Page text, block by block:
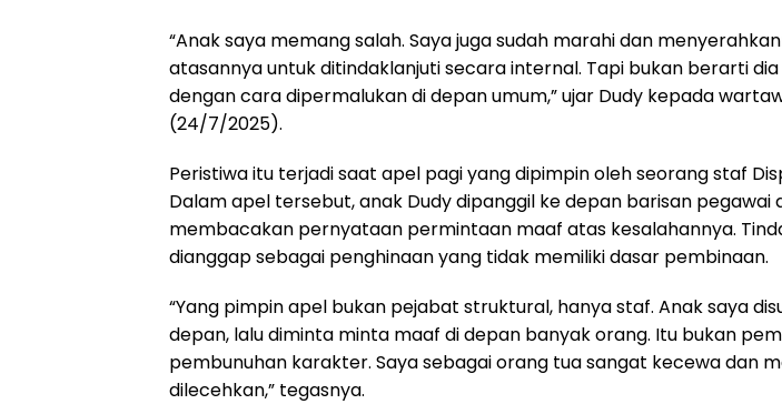
“Anak saya memang salah. Saya juga sudah marahi dan
atasannya untuk ditindaklanjuti secara internal. Tapi bukan berarti
dengan cara dipermalukan di depan umum,” ujar Dudy kepada
(24/7/2025).
Peristiwa itu terjadi saat apel pagi yang dipimpin oleh seorang staf
Dalam apel tersebut, anak Dudy dipanggil ke depan barisan pegawai
membacakan pernyataan permintaan maaf atas kesalahannya.
dianggap sebagai penghinaan yang tidak memiliki dasar pembinaan.
“Yang pimpin apel bukan pejabat struktural, hanya staf. Anak saya
depan, lalu diminta minta maaf di depan banyak orang. Itu bukan
pembunuhan karakter. Saya sebagai orang tua sangat kecewa dan
dilecehkan,” tegasnya.